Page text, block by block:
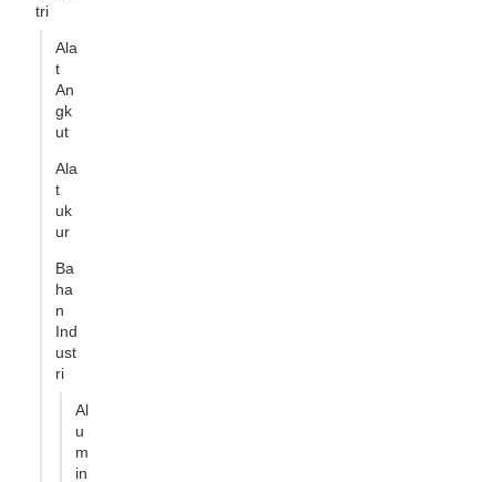
tri
Ala
t
An
gk
ut
Ala
t
uk
ur
Ba
ha
n
Ind
ust
ri
Al
u
m
in